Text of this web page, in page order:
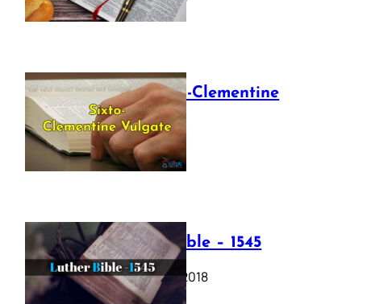
The Sixto-Clementine
Vulgate
July 12, 2025
Luther Bible – 1545
October 17, 2018